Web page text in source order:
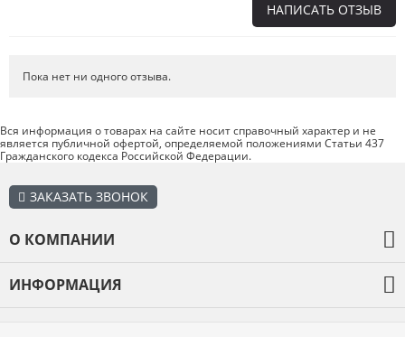
НАПИСАТЬ ОТЗЫВ
не ошиблись в своем выборе.
Доставка. Как был упакован товар? Доставили ли его вам в
оговоренный срок?
Товар . Качественный? Какие его плюсы и минусы?
Пока нет ни одного отзыва.
Вся информация о товарах на сайте носит справочный характер и не
является публичной офертой, определяемой положениями Статьи 437
Гражданского кодекса Российской Федерации.
ЗАКАЗАТЬ ЗВОНОК
О КОМПАНИИ
ИНФОРМАЦИЯ